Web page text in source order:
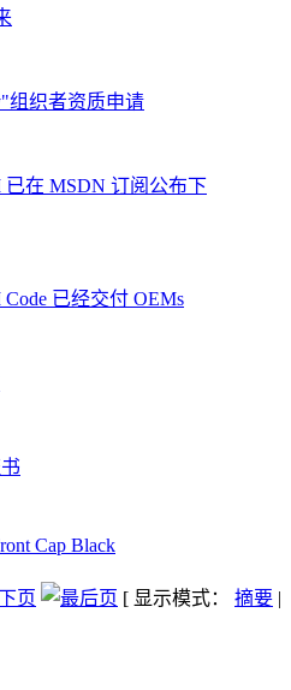
组织者资质申请
已在 MSDN 订阅公布下
Code 已经交付 OEMs
Cap Black
[ 显示模式： 摘要 |